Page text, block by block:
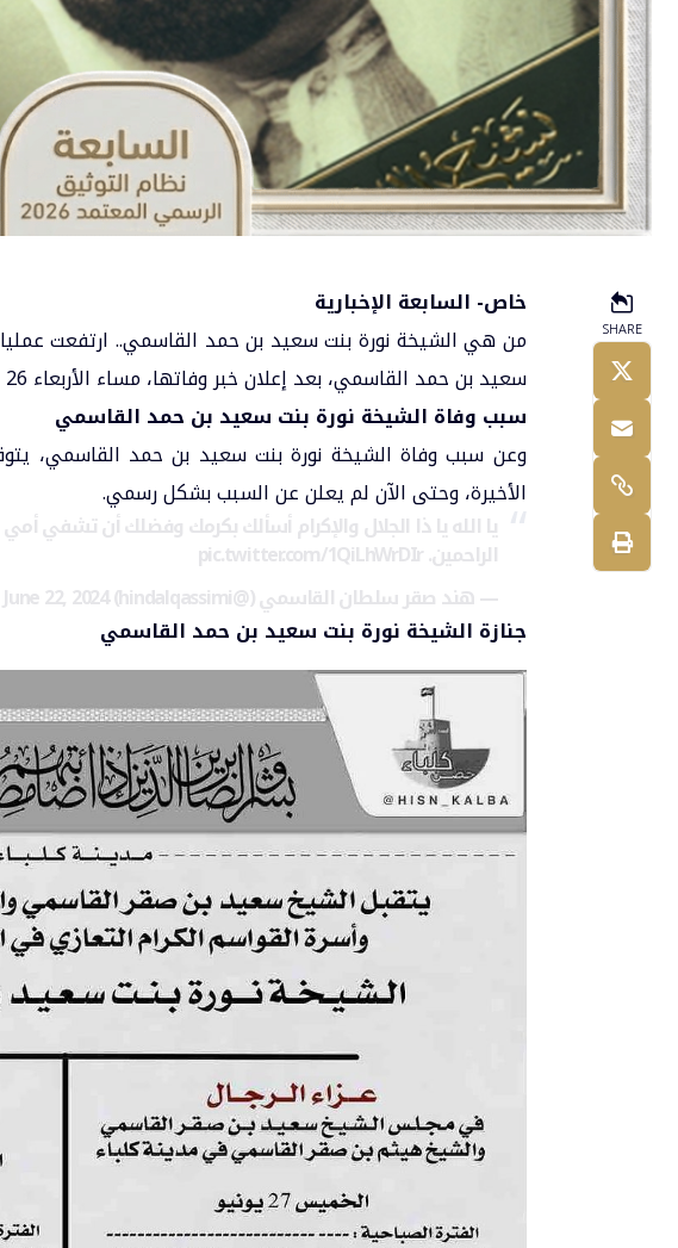
SHARE
خاص- السابعة الإخبارية
من هي الشيخةنورة بنت سعيد بن حمد القاسمي.. ارتفعت
سعيد بن حمد القاسمي، بعد إعلان خبر وفاتها، مساء الأربعاء 26 يونيو 2024.
سبب وفاة الشيخة نورة بنت سعيد بن حمد القاسمي
وعن سبب وفاة الشيخة نورة بنت سعيد بن حمد القاسمي،
الأخيرة، وحتى الآن لم يعلن عن السبب بشكل رسمي.
يا الله يا ذا الجلال والإكرام أسألك بكرمك وفضلك أن تشفي
الراحمين.pic.twitter.com/1QiLhWrDIr
— هند صقر سلطان القاسمي (@hindalqassimi)
June 22, 2024
جنازة الشيخة نورة بنت سعيد بن حمد القاسمي